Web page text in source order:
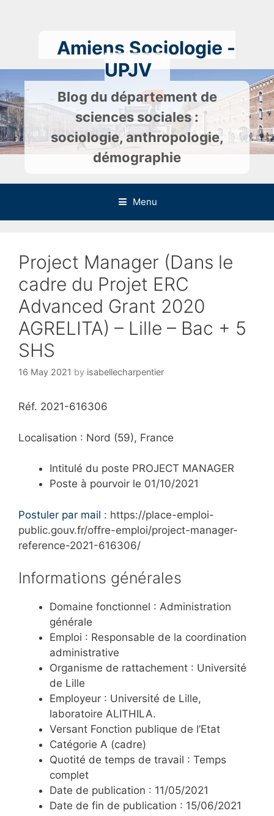
Amiens Sociologie -
UPJV
Blog du département de
sciences sociales :
sociologie, anthropologie,
démographie
Menu
Project Manager (Dans le
cadre du Projet ERC
Advanced Grant 2020
AGRELITA) – Lille – Bac + 5
SHS
16 May 2021 by isabellecharpentier
Réf. 2021-616306
Localisation : Nord (59), France
Intitulé du poste PROJECT MANAGER
Poste à pourvoir le 01/10/2021
Postuler par mail : https://place-emploi-
public.gouv.fr/offre-emploi/project-manager-
reference-2021-616306/
Informations générales
Domaine fonctionnel : Administration
générale
Emploi : Responsable de la coordination
administrative
Organisme de rattachement : Université
de Lille
Employeur : Université de Lille,
laboratoire ALITHILA.
Versant Fonction publique de l’Etat
Catégorie A (cadre)
Quotité de temps de travail : Temps
complet
Date de publication : 11/05/2021
Date de fin de publication : 15/06/2021